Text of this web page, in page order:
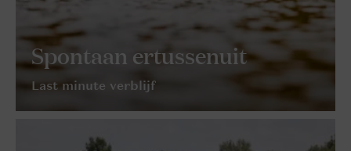
Spontaan ertussenuit
Last minute verblijf